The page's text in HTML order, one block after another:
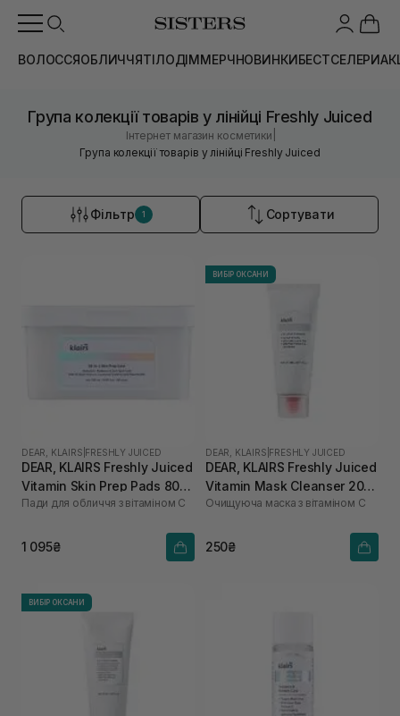
ВОЛОССЯОБЛИЧЧЯТІЛОДІММЕРЧНОВИНКИБЕСТСЕЛЕРИ
Група колекції товарів у лінійці Freshly Juiced
Інтернет магазин косметики
Група колекції товарів у лінійці Freshly Juiced
Фільтр 1 Сортувати
DEAR, KLAIRS FRESHLY JUICED
DEAR, KLAIRS Freshly Juiced
Vitamin Skin Prep Pads 80
шт
Пади для обличчя з вітаміном С
1 095₴
ВИБІР ОКСАНИ
DEAR, KLAIRS FRESHLY JUICED
DEAR, KLAIRS Freshly Juiced
Vitamin Mask Cleanser 20
мл
Очищуюча маска з вітаміном С
250₴
ВИБІР ОКСАНИ